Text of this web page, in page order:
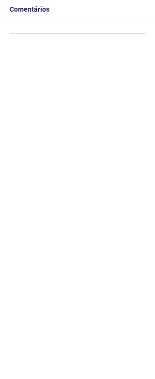
Comentários